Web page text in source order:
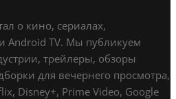
о кино, сериалах,
Android TV. Мы публикуем
трейлеры, обзоры
для вечернего просмотра,
Disney+, Prime Video, Google